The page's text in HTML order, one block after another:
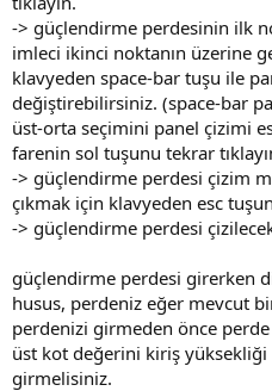
-> güçlendirme perdesinin ilk
imleci ikinci noktanın üzerine
klavyeden space-bar tuşu ile
değiştirebilirsiniz. (space-bar
üst-orta seçimini panel çizimi
farenin sol tuşunu tekrar
-> güçlendirme perdesi çizim
çıkmak için klavyeden esc
-> güçlendirme perdesi
güçlendirme perdesi girerken
husus, perdeniz eğer mevcut
perdenizi girmeden önce
üst kot değerini kiriş
girmelisiniz.